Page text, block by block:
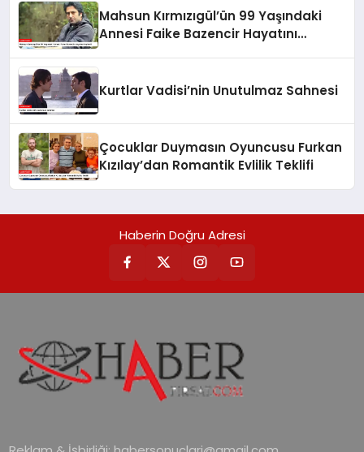
Mahsun Kırmızıgül’ün 99 Yaşındaki
Annesi Faike Bazencir Hayatını
Kurtlar Vadisi’nin Unutulmaz Sahnesi
Çocuklar Duymasın Oyuncusu Furkan
Kızılay’dan Romantik Evlilik Teklifi
Haberin Doğru Adresi